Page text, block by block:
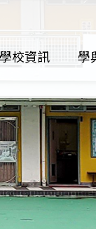
學校資訊 學